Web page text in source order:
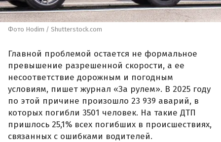
Фото Hodim / Shutterstock.com
Главной проблемой остается не формальное
превышение разрешенной скорости, а ее
несоответствие дорожным и погодным
условиям, пишет журнал «За рулем». В 2025 году
по этой причине произошло 23 939 аварий, в
которых погибли 3501 человек. На такие ДТП
пришлось 25,1% всех погибших в происшествиях,
связанных с ошибками водителей.